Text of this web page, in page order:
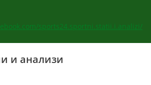
sports24.sportni.statii.i.analizi/
и анализи